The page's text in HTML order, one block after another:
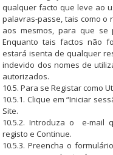
qualquer facto que leve ao
palavras-passe, tais como o
aos mesmos, para que se
Enquanto tais factos não
estará isenta de qualquer
indevido dos nomes de
autorizados.
10.5. Para se Registar como
10.5.1. Clique em “Iniciar
Site.
10.5.2. Introduza o e-mail
registo e Continue.
10.5.3. Preencha o